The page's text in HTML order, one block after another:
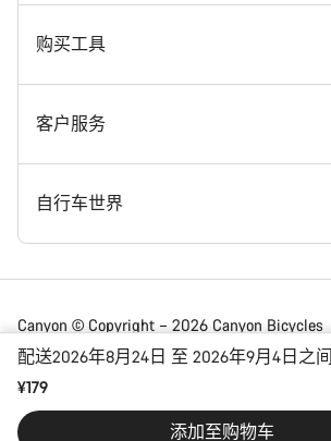
配送2026年8月24日 至 2026年9月4日之间
¥179
添加至购物车
在 Canyon 工作
Canyon 新闻发布室
条款和条件
法律披露
数据保护声明
新闻和故事
提示和建议
Canyon Home Koblenz
会员礼遇
Canyon App
购买工具
找到您梦寐以求的 Canyon 自行车
现货自行车
找到您的 Canyon 尺寸
自行车对比
客户服务
支持中心
服务网点
送货
自行车世界
公路车
砾石车
Canyon © Copyright – 2026 Canyon Bicycles
GmbH – 保留所有权利
China | 简体中文